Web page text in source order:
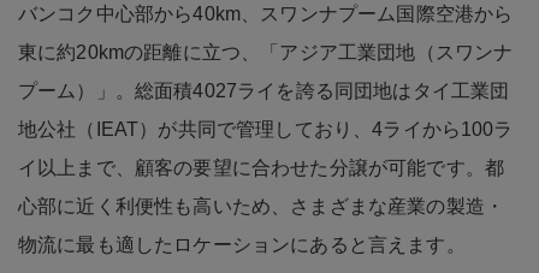
バンコク中心部から40km、スワンナプーム国際空港から
東に約20kmの距離に立つ、「アジア工業団地（スワンナ
プーム）」。総面積4027ライを誇る同団地はタイ工業団
地公社（IEAT）が共同で管理しており、4ライから100ラ
イ以上まで、顧客の要望に合わせた分譲が可能です。都
心部に近く利便性も高いため、さまざまな産業の製造・
物流に最も適したロケーションにあると言えます。